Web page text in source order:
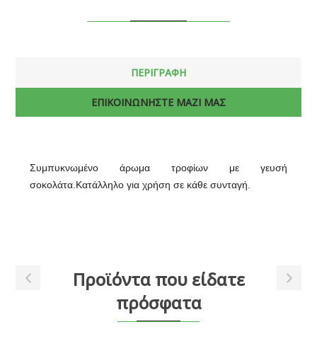
ΠΕΡΙΓΡΑΦΗ
ΕΠΙΚΟΙΝΩΝΗΣΤΕ ΜΑΖΙ ΜΑΣ
Συμπυκνωμένο άρωμα τροφίων με γευσή
σοκολάτα.Κατάλληλο για χρήση σε κάθε συνταγή.
Προϊόντα που είδατε
πρόσφατα